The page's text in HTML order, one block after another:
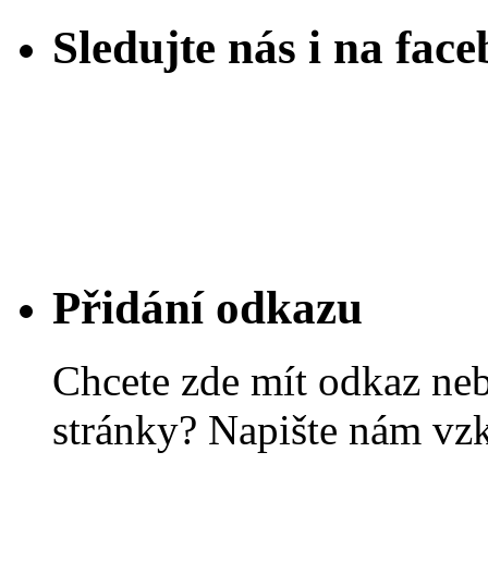
Sledujte nás i na
Přidání odkazu
Chcete zde mít odkaz
stránky? Napište nám